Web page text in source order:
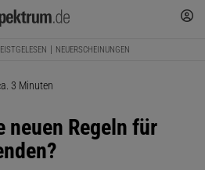
NEUERSCHEINUNGEN
3 Minuten
neuen Regeln für